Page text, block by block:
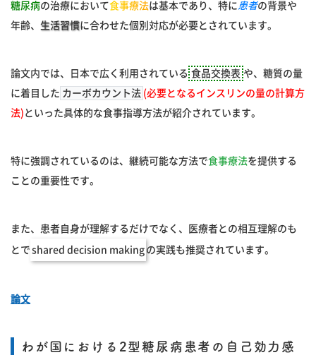
糖尿病の治療において食事療法は基本であり、特に 患者の背景や
年齢、 生活習慣に合わせた個別対応が必要とされています。
論文内では、日本で広く利用されている 食品交換表 や、糖質の量
に着目した カーボカウント法 (必要となるインスリンの量の計算方
法) といった具体的な食事指導方法が紹介されています。
特に強調されているのは、継続可能な方法で食事療法を提供する
ことの重要性です。
また、患者自身が理解するだけでなく、医療者との相互理解のも
とで shared decision making の実践も推奨されています。
論文
わが国における2型糖尿病患者の自己効力感